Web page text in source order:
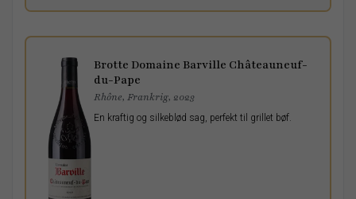
Brotte Domaine Barville Châteauneuf-
du-Pape
Rhône, Frankrig, 2023
En kraftig og silkeblød sag, perfekt til grillet bøf.